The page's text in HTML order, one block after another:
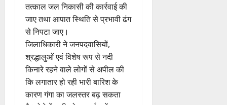
तत्काल जल निकासी की कार्रवाई की
जाए तथा आपात स्थिति से प्रभावी ढंग
से निपटा जाए।
जिलाधिकारी ने जनपदवासियों,
श्रद्धालुओं एवं विशेष रूप से नदी
किनारे रहने वाले लोगों से अपील की
कि लगातार हो रही भारी बारिश के
कारण गंगा का जलस्तर बढ़ सकता